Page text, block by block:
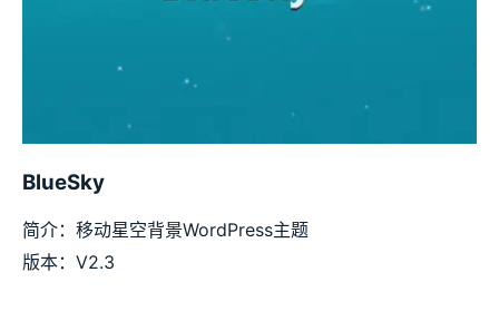
BlueSky
简介：移动星空背景WordPress主题
版本：V2.3